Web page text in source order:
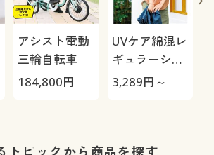
アシスト電動
三輪自転車
184,800円
UVケア綿混レ
ギュラーシャ
ツ(UVカッ
い)
3,289円～
トピックから商品を探す